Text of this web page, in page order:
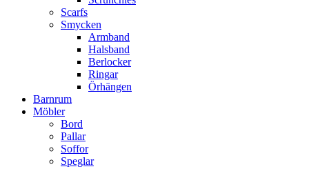
Scarfs
Smycken
Armband
Halsband
Berlocker
Ringar
Örhängen
Barnrum
Möbler
Bord
Pallar
Soffor
Speglar